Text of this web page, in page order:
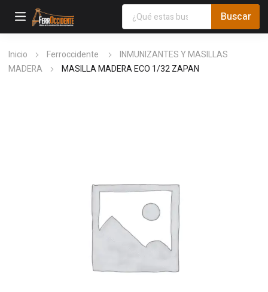
Inicio Ferroccidente
INMUNIZANTES Y MASILLAS
MADERA
MASILLA MADERA ECO 1/32 ZAPAN